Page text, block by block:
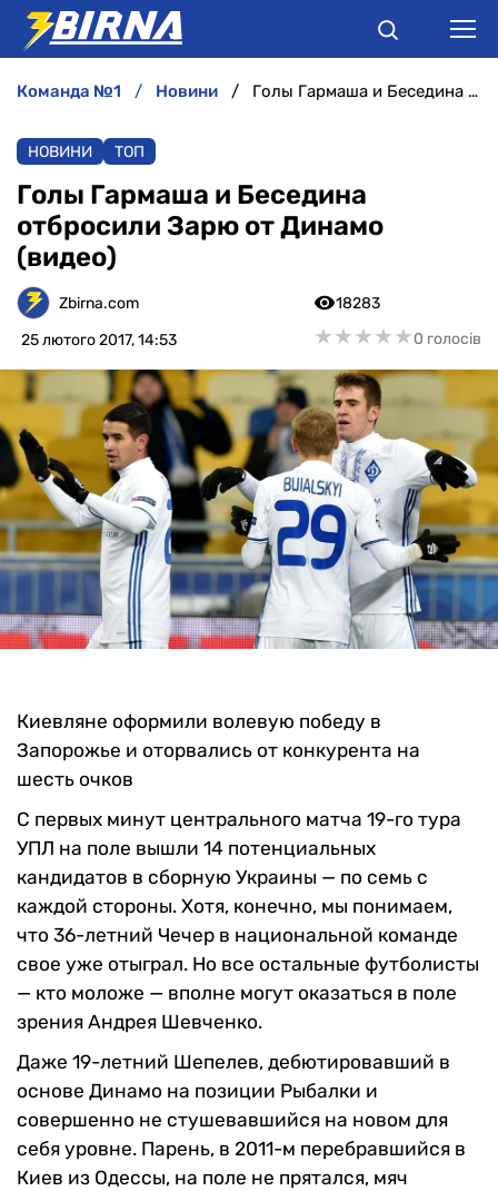
АНАЛІТИКА
ІНТЕРВ'Ю
РІЗНЕ
команда №1 новини Голы Гармаша и Беседина отбросили Зарю от Динамо (видео)
НОВИНИ ТОП
Голы Гармаша и Беседина
отбросили Зарю от Динамо
(видео)
Zbirna.com
25 лютого 2017, 14:53
18283
★★★★★
★★★★★0 голосів
Киевляне оформили волевую победу в
Запорожье и оторвались от конкурента на
шесть очков
С первых минут центрального матча 19-го тура
УПЛ на поле вышли 14 потенциальных
кандидатов в сборную Украины — по семь с
каждой стороны. Хотя, конечно, мы понимаем,
что 36-летний Чечер в национальной команде
свое уже отыграл. Но все остальные футболисты
— кто моложе — вполне могут оказаться в поле
зрения Андрея Шевченко.
Даже 19-летний Шепелев, дебютировавший в
основе Динамо на позиции Рыбалки и
совершенно не стушевавшийся на новом для
себя уровне. Парень, в 2011-м перебравшийся в
Киев из Одессы, на поле не прятался, мяч